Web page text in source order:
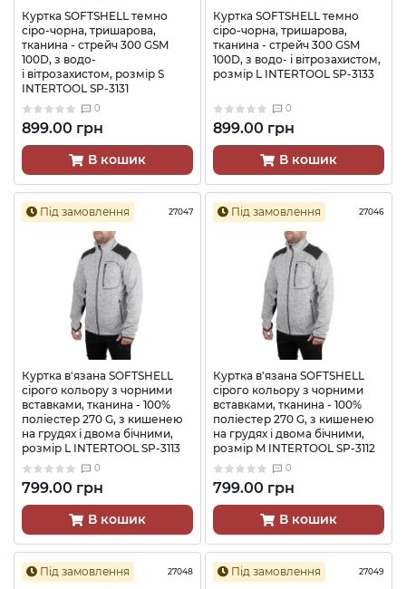
Куртка SOFTSHELL темно
сіро-чорна, тришарова,
тканина - стрейч 300 GSM
100D, з водо-
і вітрозахистом, розмір S
INTERTOOL SP-3131
0
899.00 грн
В кошик
Куртка SOFTSHELL темно
сіро-чорна, тришарова,
тканина - стрейч 300 GSM
100D, з водо- і вітрозахистом,
розмір L INTERTOOL SP-3133
0
899.00 грн
В кошик
Під замовлення 27047
Куртка в'язана SOFTSHELL
сірого кольору з чорними
вставками, тканина - 100%
поліестер 270 G, з кишенею
на грудях і двома бічними,
розмір L INTERTOOL SP-3113
0
799.00 грн
В кошик
Під замовлення 27046
Куртка в'язана SOFTSHELL
сірого кольору з чорними
вставками, тканина - 100%
поліестер 270 G, з кишенею
на грудях і двома бічними,
розмір M INTERTOOL SP-3112
0
799.00 грн
В кошик
Під замовлення 27048 Під замовлення 27049